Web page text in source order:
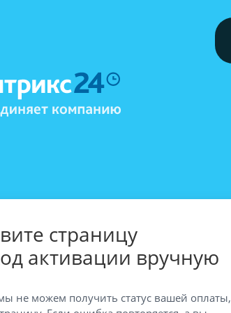
страницу
активации вручную
не можем получить статус вашей оплаты,